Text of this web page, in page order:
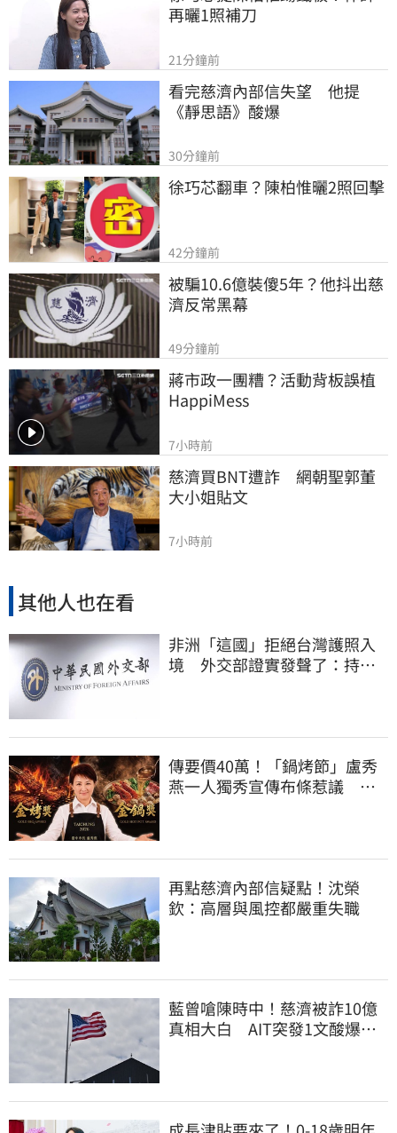
再曬1照補刀
21分鐘前
看完慈濟內部信失望　他提
《靜思語》酸爆
30分鐘前
徐巧芯翻車？陳柏惟曬2照回擊
42分鐘前
被騙10.6億裝傻5年？他抖出慈
濟反常黑幕
49分鐘前
蔣市政一團糟？活動背板誤植
HappiMess
7小時前
慈濟買BNT遭詐　網朝聖郭董
大小姐貼文
7小時前
其他人也在看
非洲「這國」拒絕台灣護照入
境 外交部證實發聲了：持續
傳要價40萬！「鍋烤節」盧秀
燕一人獨秀宣傳布條惹議 台
再點慈濟內部信疑點！沈榮
欽：高層與風控都嚴重失職
藍曾嗆陳時中！慈濟被詐10億
真相大白 AIT突發1文酸爆…